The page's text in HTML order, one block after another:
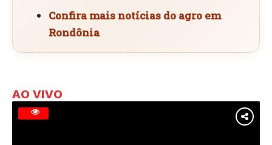
AO VIVO
Confira mais notícias do agro em
Rondônia